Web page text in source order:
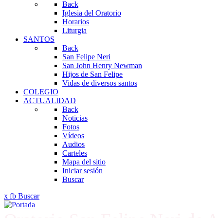
Back
Iglesia del Oratorio
Horarios
Liturgia
SANTOS
Back
San Felipe Neri
San John Henry Newman
Hijos de San Felipe
Vidas de diversos santos
COLEGIO
ACTUALIDAD
Back
Noticias
Fotos
Vídeos
Audios
Carteles
Mapa del sitio
Iniciar sesión
Buscar
x fb Buscar